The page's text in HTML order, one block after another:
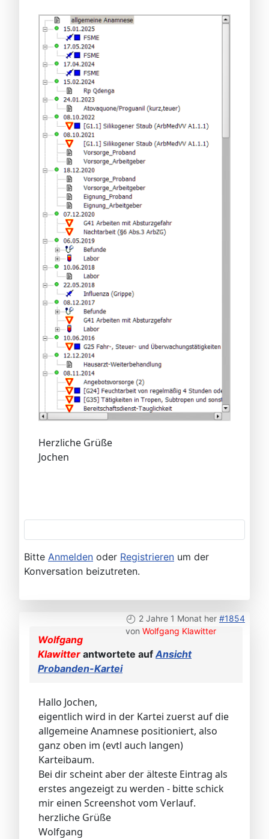
Herzliche Grüße
Jochen
Bitte Anmelden oder Registrieren um der
Konversation beizutreten.
2 Jahre 1 Monat her #1854
von Wolfgang Klawitter
Wolfgang
Klawitter antwortete auf Ansicht
Probanden-Kartei
Hallo Jochen,
eigentlich wird in der Kartei zuerst auf die
allgemeine Anamnese positioniert, also
ganz oben im (evtl auch langen)
Karteibaum.
Bei dir scheint aber der älteste Eintrag als
erstes angezeigt zu werden - bitte schick
mir einen Screenshot vom Verlauf.
herzliche Grüße
Wolfgang